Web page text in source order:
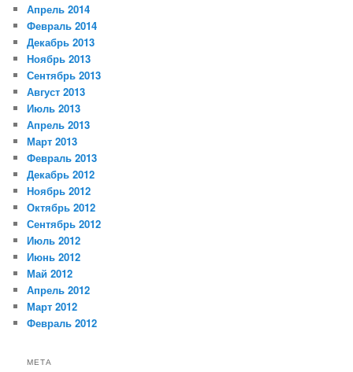
Апрель 2014
Февраль 2014
Декабрь 2013
Ноябрь 2013
Сентябрь 2013
Август 2013
Июль 2013
Апрель 2013
Март 2013
Февраль 2013
Декабрь 2012
Ноябрь 2012
Октябрь 2012
Сентябрь 2012
Июль 2012
Июнь 2012
Май 2012
Апрель 2012
Март 2012
Февраль 2012
МЕТА